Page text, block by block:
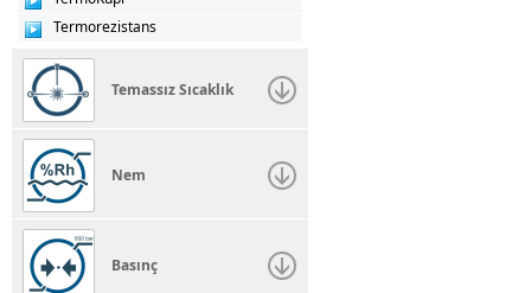
Termorezistans
Temassız Sıcaklık
Nem
Basınç